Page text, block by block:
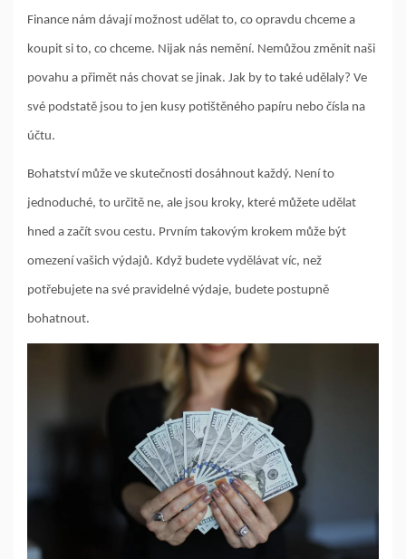
Finance nám dávají možnost udělat to, co opravdu chceme a
koupit si to, co chceme. Nijak nás nemění. Nemůžou změnit naši
povahu a přimět nás chovat se jinak. Jak by to také udělaly? Ve
své podstatě jsou to jen kusy potištěného papíru nebo čísla na
účtu.
Bohatství může ve skutečnosti dosáhnout každý. Není to
jednoduché, to určitě ne, ale jsou kroky, které můžete udělat
hned a začít svou cestu. Prvním takovým krokem může být
omezení vašich výdajů. Když budete vydělávat víc, než
potřebujete na své pravidelné výdaje, budete postupně
bohatnout.